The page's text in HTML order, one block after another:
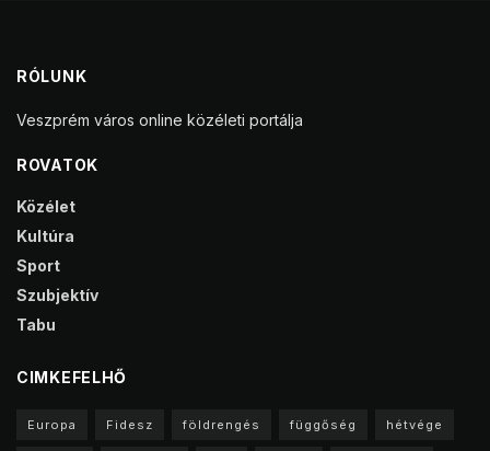
RÓLUNK
Veszprém város online közéleti portálja
ROVATOK
Közélet
Kultúra
Sport
Szubjektív
Tabu
CIMKEFELHŐ
Europa Fidesz földrengés függőség hétvége